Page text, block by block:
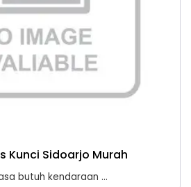
Kunci Sidoarjo Murah
butuh kendaraan ...